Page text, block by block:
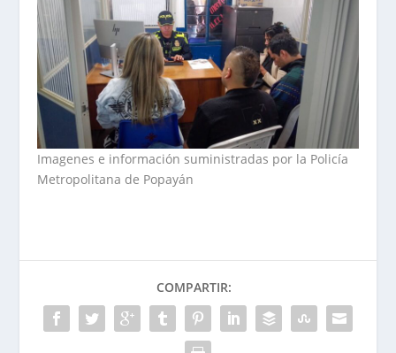
Imagenes e información suministradas por la Policía
Metropolitana de Popayán
COMPARTIR: